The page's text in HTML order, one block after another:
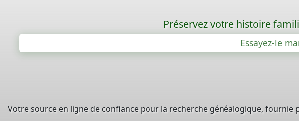
Préservez votre histoire
Essayez-le
Votre source en ligne de confiance pour la recherche généalogique, fournie